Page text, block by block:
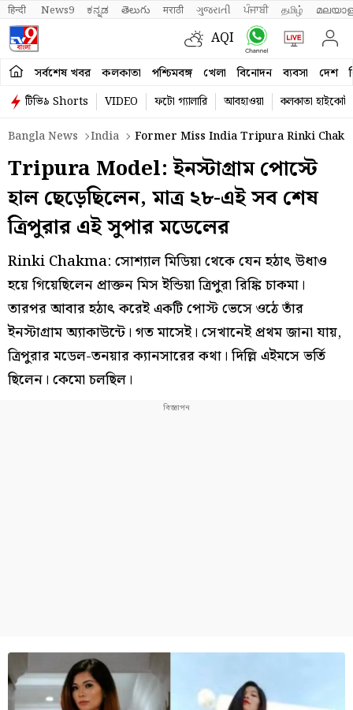
हिन्दी News9 ಕನ್ನಡ తెలుగు मराठी ગુજરાતી ਪੰਜਾਬੀ தமிழ்
AQI
সর্বশেষ খবর কলকাতা পশ্চিমবঙ্গ খেলা বিনোদন ব্যবসা দেশ
টিভি৯ Shorts VIDEO ফটো গ্যালারি আবহাওয়া
কলকাতা হাইকোর্ট
Bangla News
India Former Miss India Tripura Rinki
Tripura Model: ইনস্টাগ্রাম পোস্টে
হাল ছেড়েছিলেন, মাত্র ২৮-এই সব শেষ
ত্রিপুরার এই সুপার মডেলের
Rinki Chakma: সোশ্যাল মিডিয়া থেকে যেন হঠাৎ উধাও
হয়ে গিয়েছিলেন প্রাক্তন মিস ইন্ডিয়া ত্রিপুরা রিঙ্কি চাকমা।
তারপর আবার হঠাৎ করেই একটি পোস্ট ভেসে ওঠে তাঁর
ইনস্টাগ্রাম অ্যাকাউন্টে। গত মাসেই। সেখানেই প্রথম জানা যায়,
ত্রিপুরার মডেল-তনয়ার ক্যানসারের কথা। দিল্লি এইমসে ভর্তি
ছিলেন। কেমো চলছিল।